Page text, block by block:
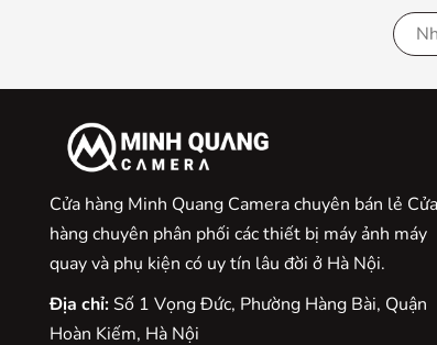
16 thấu
Góc nhìn ngang
Số lá màn chập
Khoảng lấy nét nhỏ nhất
Cửa hàng Minh Quang Camera chuyên bán lẻ Cửa
hàng chuyên phân phối các thiết bị máy ảnh máy
quay và phụ kiện có uy tín lâu đời ở Hà Nội.
Địa chỉ:Số 1 Vọng Đức, Phường Hàng Bài, Quận
Hoàn Kiếm, Hà Nội